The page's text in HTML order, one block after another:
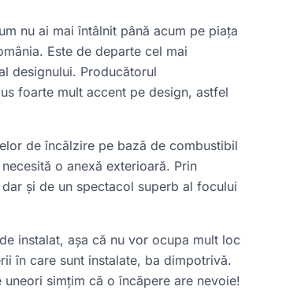
nu ai mai întâlnit până acum pe piața
Este de departe cel mai
designului. Producătorul
foarte mult accent pe design, astfel
de încălzire pe bază de combustibil
o anexă exterioară. Prin
și de un spectacol superb al focului
instalat, așa că nu vor ocupa mult loc
în care sunt instalate, ba dimpotrivă.
simțim că o încăpere are nevoie!